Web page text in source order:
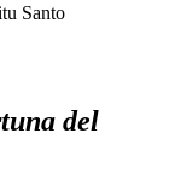
Santo
del